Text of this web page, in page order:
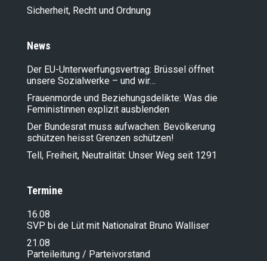
Sicherheit, Recht und Ordnung
News
Der EU-Unterwerfungsvertrag: Brüssel öffnet
unsere Sozialwerke – und wir…
Frauenmorde und Beziehungsdelikte: Was die
Feministinnen explizit ausblenden
Der Bundesrat muss aufwachen: Bevölkerung
schützen heisst Grenzen schützen!
Tell, Freiheit, Neutralität: Unser Weg seit 1291
Termine
16.08
SVP bi de Lüt mit Nationalrat Bruno Walliser
21.08
Parteileitung / Parteivorstand